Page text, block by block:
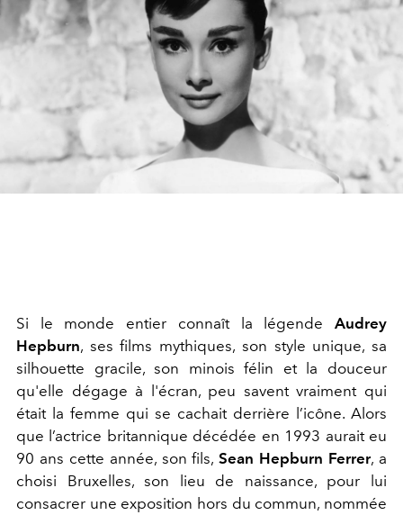
Si le monde entier connaît la légende Audrey
Hepburn, ses films mythiques, son style unique, sa
silhouette gracile, son minois félin et la douceur
qu'elle dégage à l'écran, peu savent vraiment qui
était la femme qui se cachait derrière l’icône. Alors
que l’actrice britannique décédée en 1993 aurait eu
90 ans cette année, son fils,Sean Hepburn Ferrer, a
choisi Bruxelles, son lieu de naissance, pour lui
consacrer une exposition hors du commun, nommée